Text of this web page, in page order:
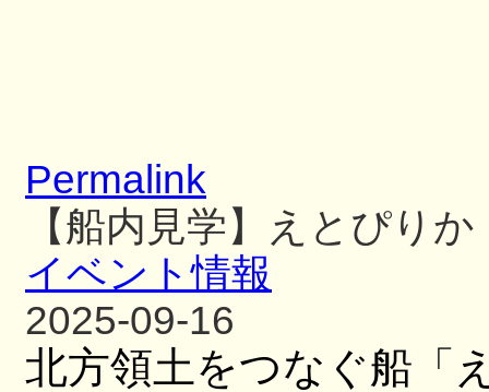
Permalink
【船内見学】えとぴりか
イベント情報
2025-09-16
北方領土をつなぐ船「